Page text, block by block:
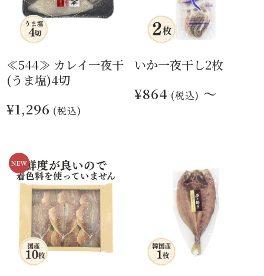
≪544≫ カレイ一夜干
(うま塩)4切
¥1,296 (税込)
いか一夜干し2枚
¥864 (税込) ～